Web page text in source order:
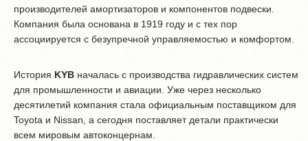
производителей амортизаторов и компонентов подвески.
Компания была основана в 1919 году и с тех пор
ассоциируется с безупречной управляемостью и комфортом.
История KYB началась с производства гидравлических систем
для промышленности и авиации. Уже через несколько
десятилетий компания стала официальным поставщиком для
Toyota и Nissan, а сегодня поставляет детали практически
всем мировым автоконцернам.